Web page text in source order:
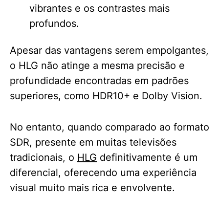
vibrantes e os contrastes mais
profundos.
Apesar das vantagens serem empolgantes,
o HLG não atinge a mesma precisão e
profundidade encontradas em padrões
superiores, como HDR10+ e Dolby Vision.
No entanto, quando comparado ao formato
SDR, presente em muitas televisões
tradicionais, o HLG definitivamente é um
diferencial, oferecendo uma experiência
visual muito mais rica e envolvente.